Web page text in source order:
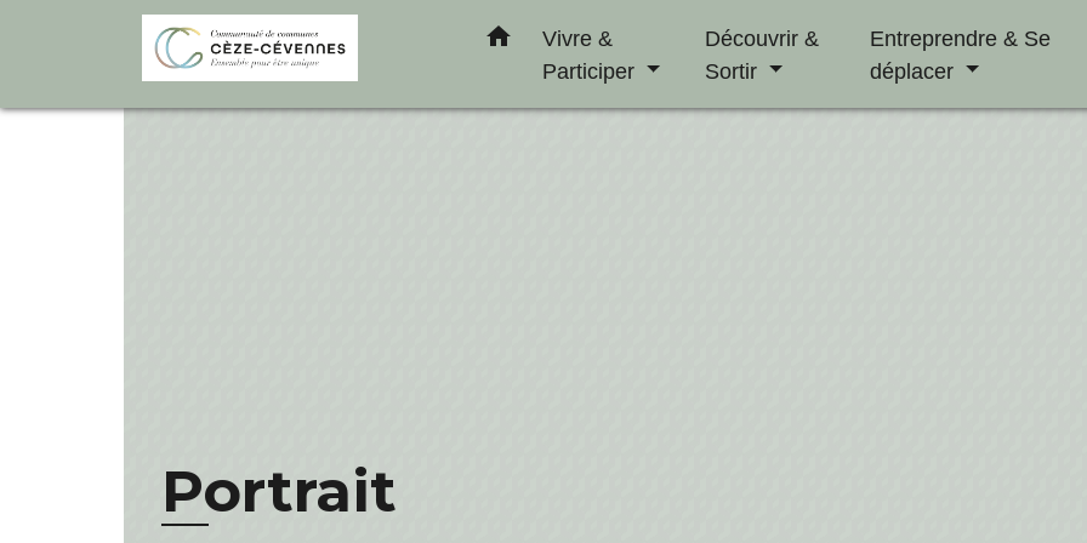
home
Vivre &
Participer
Découvrir &
Sortir
Entreprendre & Se
déplacer
Portrait